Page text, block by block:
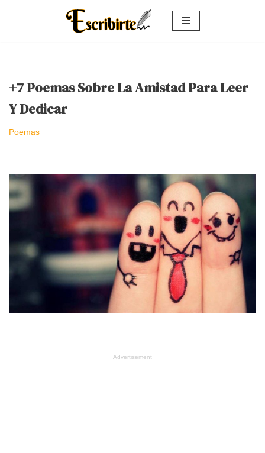
+7 Poemas Sobre La Amistad Para Leer
Y Dedicar
Poemas
Advertisement